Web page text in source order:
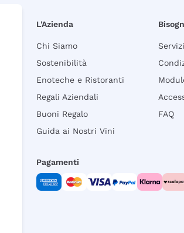
L'Azienda
Chi Siamo
Sostenibilità
Enoteche e Ristoranti
Regali Aziendali
Buoni Regalo
Guida ai Nostri Vini
FAQ
Pagamenti